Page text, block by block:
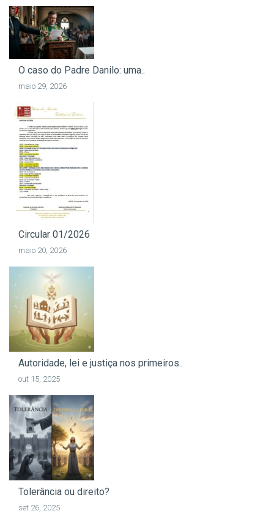
O caso do Padre Danilo: uma..
maio 29, 2026
Circular 01/2026
maio 20, 2026
Autoridade, lei e justiça nos primeiros..
out 15, 2025
Tolerância ou direito?
set 26, 2025